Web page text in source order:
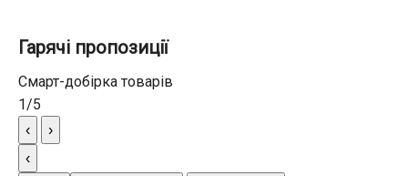
Гарячі пропозиції
Смарт-добірка товарів
1/5
‹
›
‹